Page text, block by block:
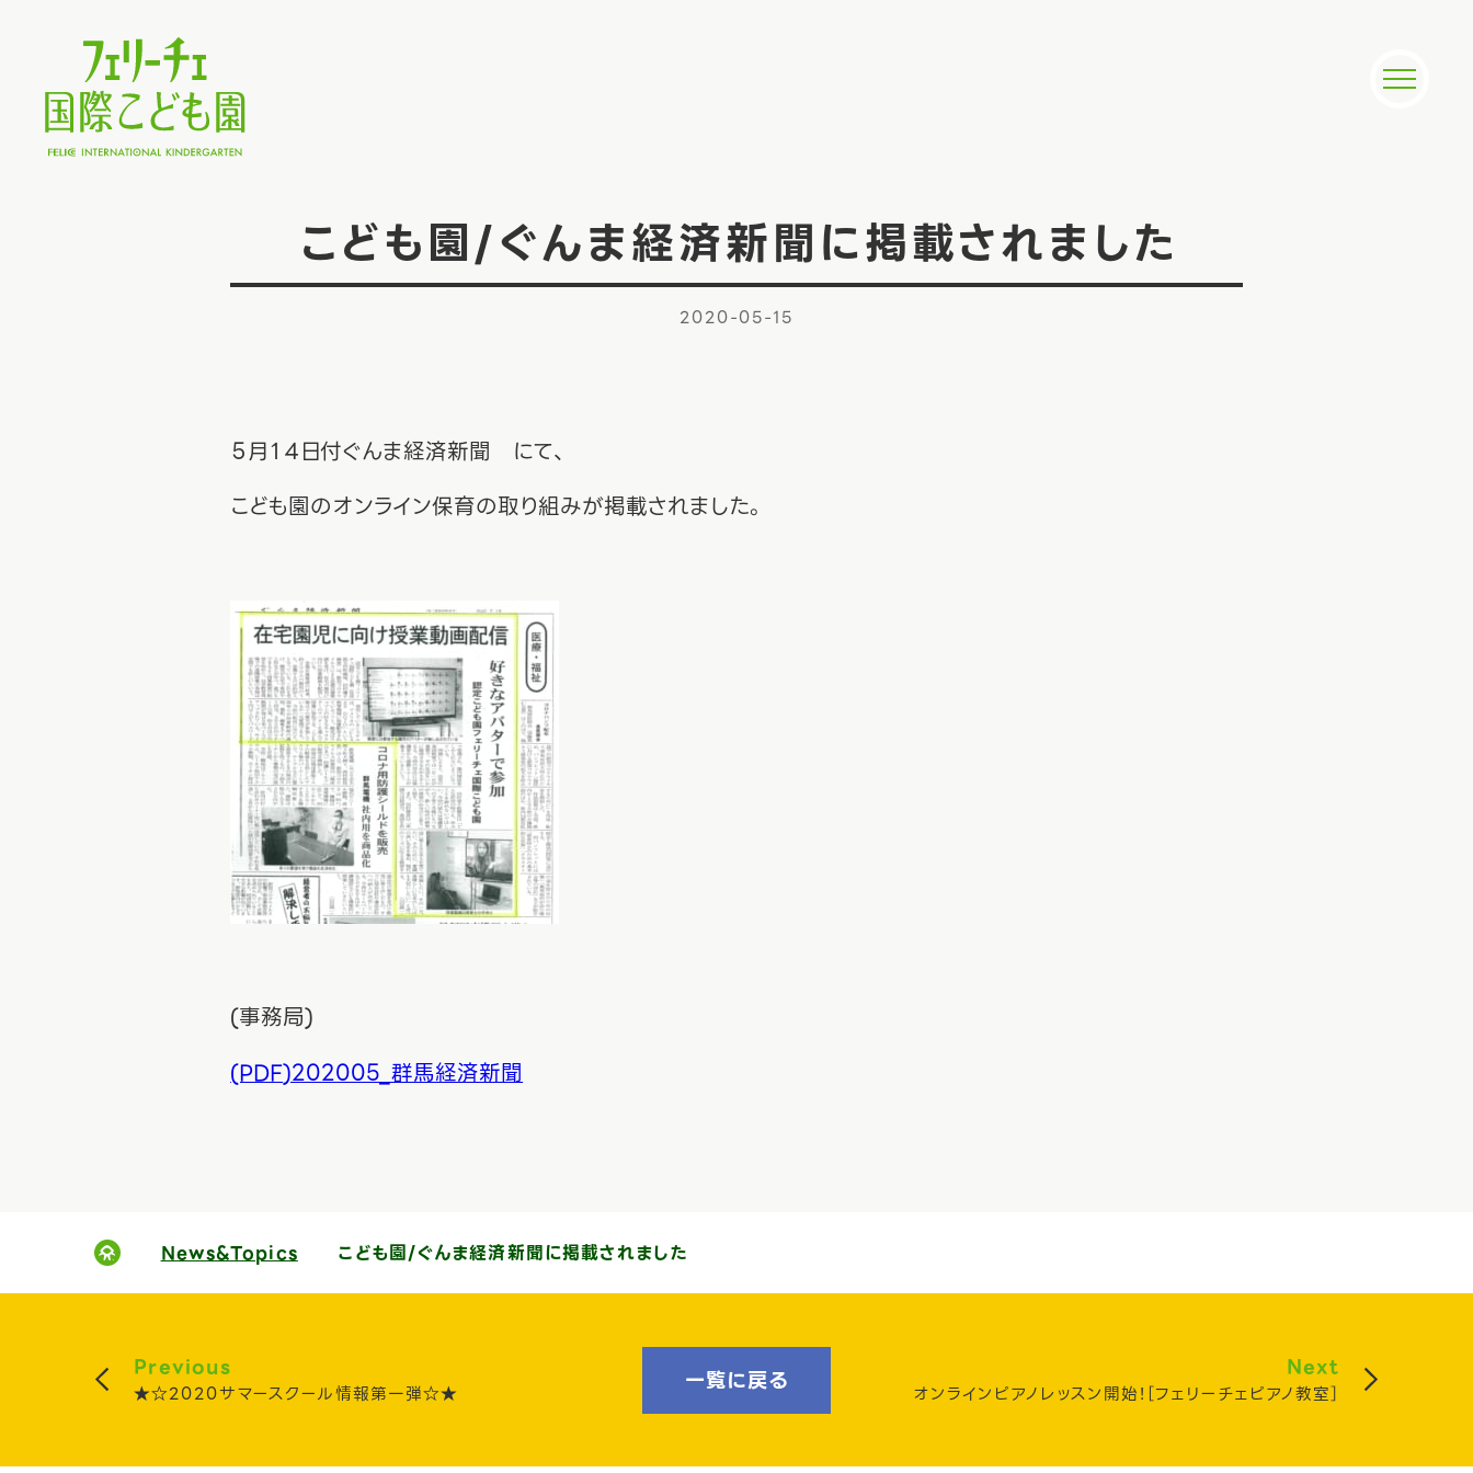
こども園/ぐんま経済新聞に掲載されました
2020-05-15
５月１４日付ぐんま経済新聞 にて、
こども園のオンライン保育の取り組みが掲載されました。
(事務局)
(PDF)202005_群馬経済新聞
News&Topics こども園/ぐんま経済新聞に掲載されました
Previous
★☆2020サマースクール情報第一弾☆★ 一覧に戻る Next
オンラインピアノレッスン開始！［フェリーチェピアノ教室］